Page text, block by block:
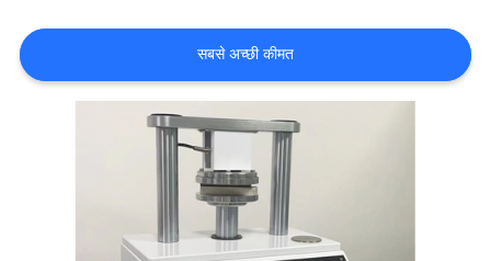
संपर्क
करें
सबसे अच्छी कीमत